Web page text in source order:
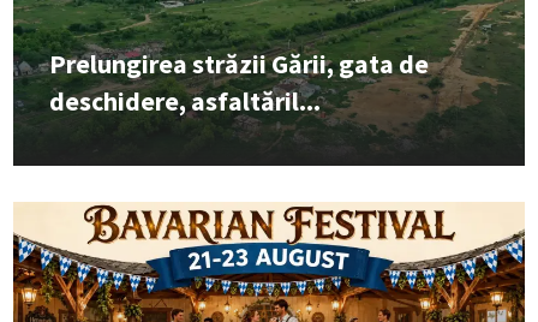
Prelungirea străzii Gării, gata de
deschidere, asfaltăril...